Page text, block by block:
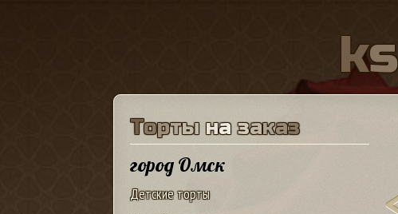
ks
Торты на заказ
город Омск
Детские торты